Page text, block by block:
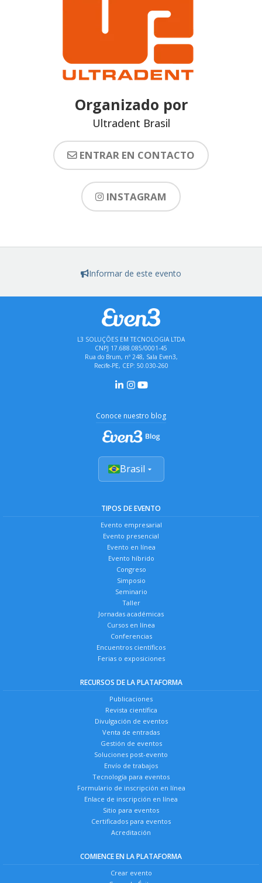
Organizado por
Ultradent Brasil
ENTRAR EN CONTACTO
INSTAGRAM
Informar de este evento
L3 SOLUÇÕES EM TECNOLOGIA LTDA
CNPJ 17.688.085/0001-45
Rua do Brum, nº 248, Sala Even3,
Recife-PE, CEP: 50.030-260
Conoce nuestro blog
Brasil
TIPOS DE EVENTO
Evento empresarial
Evento presencial
Evento en línea
Evento híbrido
Congreso
Simposio
Seminario
Taller
Jornadas académicas
Cursos en línea
Conferencias
Encuentros científicos
Ferias o exposiciones
RECURSOS DE LA PLATAFORMA
Publicaciones
Revista científica
Divulgación de eventos
Venta de entradas
Gestión de eventos
Soluciones post-evento
Envío de trabajos
Tecnología para eventos
Formulario de inscripción en línea
Enlace de inscripción en línea
Sitio para eventos
Certificados para eventos
Acreditación
COMIENCE EN LA PLATAFORMA
Crear evento